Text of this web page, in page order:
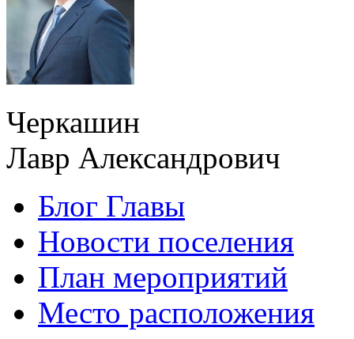
Черкашин
Лавр Александрович
Блог Главы
Новости поселения
План мероприятий
Место расположения